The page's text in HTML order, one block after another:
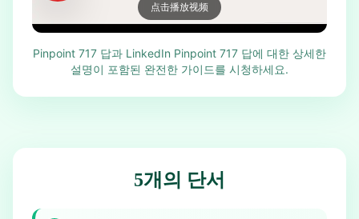
点击播放视频
Pinpoint 717 답과 LinkedIn Pinpoint 717 답에 대한 상세한
설명이 포함된 완전한 가이드를 시청하세요.
5개의 단서